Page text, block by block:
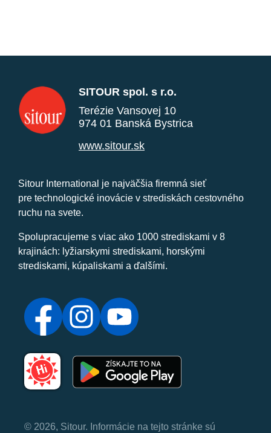
SITOUR spol. s r.o.
Terézie Vansovej 10
974 01 Banská Bystrica
www.sitour.sk
Sitour International je najväčšia firemná sieť
pre technologické inovácie v strediskách cestovného
ruchu na svete.
Spolupracujeme s viac ako 1000 strediskami v 8
krajinách: lyžiarskymi strediskami, horskými
strediskami, kúpaliskami a ďalšími.
© 2026, Sitour. Informácie na tejto stránke sú